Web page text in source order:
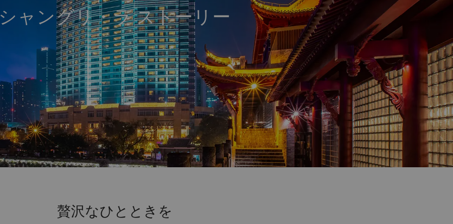
シャングリ・ラ ストーリー
贅沢なひとときを